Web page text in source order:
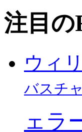
注目の
ウィ
バスチ
ェラ